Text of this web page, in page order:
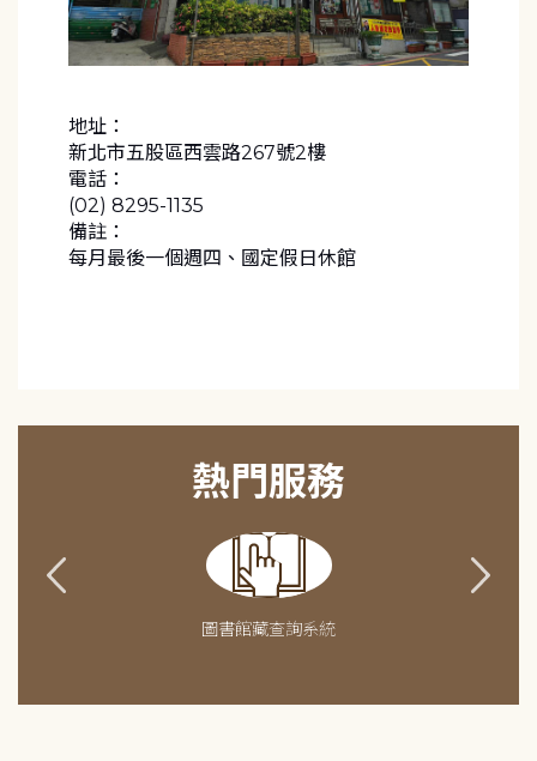
地址：
新北市五股區西雲路267號2樓
電話：
(02) 8295-1135
備註：
每月最後一個週四、國定假日休館
熱門服務
圖書館藏查詢系統